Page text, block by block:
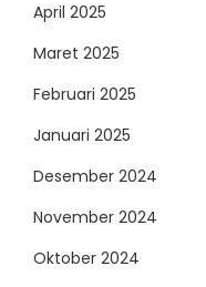
April 2025
Maret 2025
Februari 2025
Januari 2025
Desember 2024
November 2024
Oktober 2024